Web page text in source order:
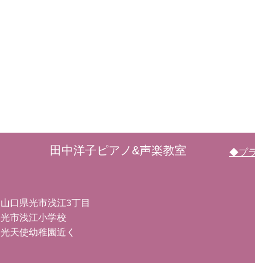
​田中洋子ピアノ&声楽教室
​山口県光市浅江3丁目
光市浅江小学校
光天使幼稚園近く
​◆プ